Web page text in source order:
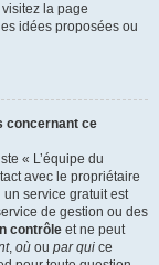
la page
idées proposées ou
concernant ce
« L’équipe du
avec le propriétaire
un service gratuit est
de gestion ou des
contrôle et ne peut
, où ou par qui ce